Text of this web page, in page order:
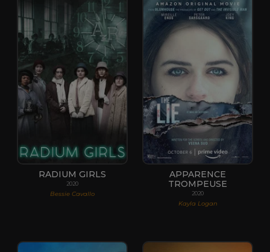
RADIUM GIRLS
2020
Bessie Cavallo
APPARENCE
TROMPEUSE
2020
Kayla Logan